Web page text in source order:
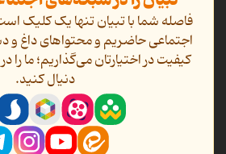
فاصله شما با تبیان تنها یک کلیک
اجتماعی حاضریم و محتواهای داغ و
کیفیت در اختیارتان می‌گذاریم؛ ما
دنیال کنید.